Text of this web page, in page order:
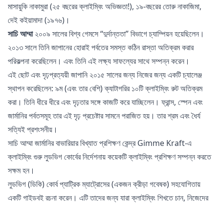
মাসায়ুকি নাকামুরা (২৫ বছরের ক্লাইম্বিং অভিজ্ঞতা!), ১৯-বছরের তোরু নাকাজিমা,
দেই কইয়ামাদা (১৯৭৬)।
সাচি আম্মা২০০৯ সালের বিশ্ব গেমসে “দুর্দান্ততা” বিভাগে চ্যাম্পিয়ন হয়েছিলেন।
২০১৩ সালে তিনি জাপানের হোরাই পর্বতের সমস্ত কঠিন রাস্তা অতিক্রম করার
পরিকল্পনা করেছিলেন। এবং তিনি এই লক্ষ্য সাফল্যের সাথে সম্পন্ন করেন।
এই ছোট এবং দৃঢ়প্রত্যয়ী জাপানি ২০১৫ সালের জন্য নিজের জন্য একটি চ্যালেঞ্জ
স্থাপন করেছিলেন: ৯ম (এবং তার বেশি) ক্যাটাগরির ১০টি ক্লাইম্বিং রুট অতিক্রম
করা। তিনি ধীরে ধীরে এবং দৃঢ়তার সঙ্গে কাজটি করে যাচ্ছিলেন। ফ্রান্স, স্পেন এবং
জার্মানির পর্বতসমূহ তার এই দৃঢ় প্রচেষ্টার সামনে পরাজিত হয়। তার শ্রম এবং ধৈর্য
সত্যিই প্রশংসনীয়।
সাচি আম্মা জার্মানির বাভারিয়ার বিখ্যাত প্রশিক্ষণ কেন্দ্র Gimme Kraft-এ
ক্লাইম্বিং গুরু লুডভিগ কোর্বের নির্দেশনায় কয়েকটিক্লাইম্বিং প্রশিক্ষণসম্পন্ন করতে
সক্ষম হন।
লুডভিগ (ডিকি) কোর্ব প্যাট্রিক ম্যাট্রোসের (একজন ক্রীড়া গবেষক) সহযোগিতায়
একটি গাইডবই রচনা করেন। এটি তাদের জন্য যারা ক্লাইম্বিং শিখতে চান, নিজেদের